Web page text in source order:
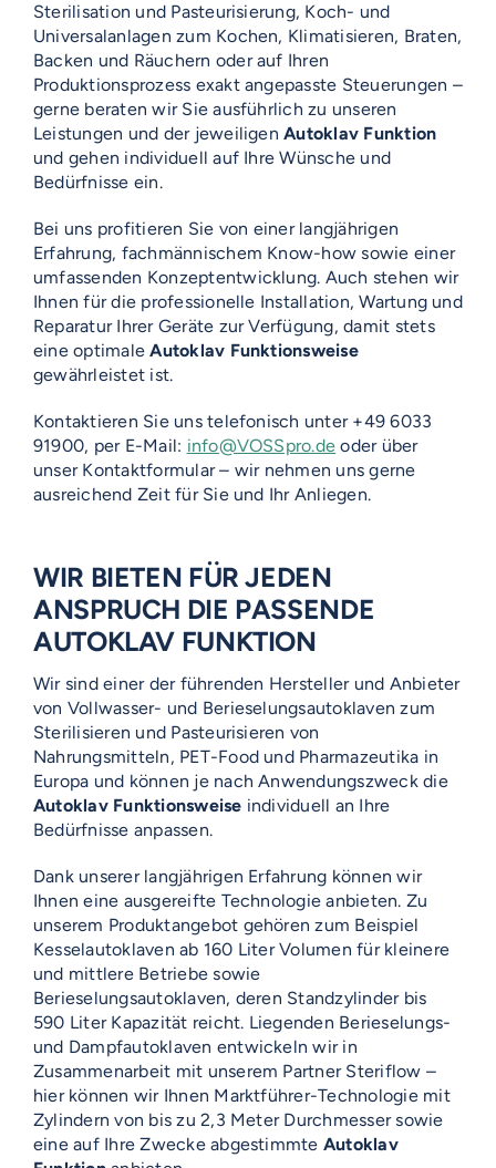
Sterilisation und Pasteurisierung, Koch- und
Universalanlagen zum Kochen, Klimatisieren, Braten,
Backen und Räuchern oder auf Ihren
Produktionsprozess exakt angepasste Steuerungen –
gerne beraten wir Sie ausführlich zu unseren
Leistungen und der jeweiligenAutoklav Funktion
und gehen individuell auf Ihre Wünsche und
Bedürfnisse ein.
Bei uns profitieren Sie von einer langjährigen
Erfahrung, fachmännischem Know-how sowie einer
umfassenden Konzeptentwicklung. Auch stehen wir
Ihnen für die professionelle Installation, Wartung und
Reparatur Ihrer Geräte zur Verfügung, damit stets
eine optimaleAutoklav Funktionsweise
gewährleistet ist.
Kontaktieren Sie uns telefonisch unter +49 6033
91900, per E-Mail: info@VOSSpro.de oder über
unser Kontaktformular – wir nehmen uns gerne
ausreichend Zeit für Sie und Ihr Anliegen.
WIR BIETEN FÜR JEDEN
ANSPRUCH DIE PASSENDE
AUTOKLAV FUNKTION
Wir sind einer der führenden Hersteller und Anbieter
von Vollwasser- und Berieselungsautoklaven zum
Sterilisieren und Pasteurisieren von
Nahrungsmitteln, PET-Food und Pharmazeutika in
Europa und können je nach Anwendungszweck die
Autoklav Funktionsweise individuell an Ihre
Bedürfnisse anpassen.
Dank unserer langjährigen Erfahrung können wir
Ihnen eine ausgereifte Technologie anbieten. Zu
unserem Produktangebot gehören zum Beispiel
Kesselautoklaven ab 160 Liter Volumen für kleinere
und mittlere Betriebe sowie
Berieselungsautoklaven, deren Standzylinder bis
590 Liter Kapazität reicht. Liegenden Berieselungs-
und Dampfautoklaven entwickeln wir in
Zusammenarbeit mit unserem Partner Steriflow –
hier können wir Ihnen Marktführer-Technologie mit
Zylindern von bis zu 2,3 Meter Durchmesser sowie
eine auf Ihre Zwecke abgestimmte Autoklav